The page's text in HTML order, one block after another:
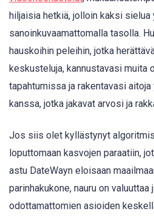
hiljaisia hetkiä, jolloin kaksi sielua
sanoinkuvaamattomalla tasolla.
hauskoihin peleihin, jotka
keskusteluja, kannustavasi muita
tapahtumissa ja rakentavasi
kanssa, jotka jakavat arvosi ja
Jos siis olet kyllästynyt
loputtomaan kasvojen paraatiin,
astu DateWayn eloisaan
parinhakukone, nauru on
odottamattomien asioiden